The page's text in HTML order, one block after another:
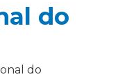
do
do